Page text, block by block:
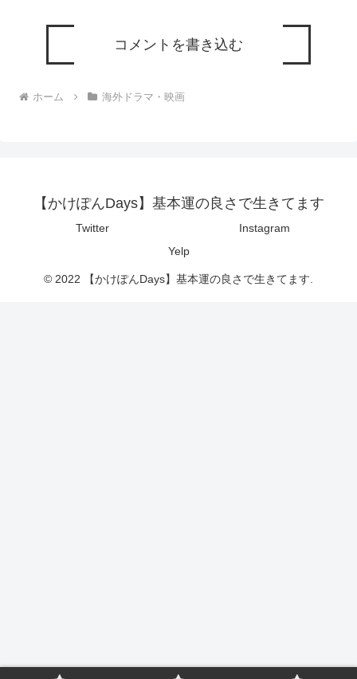
コメントを書き込む
ホーム 海外ドラマ・映画
【かけぽんDays】基本運の良さで生きてます
Twitter
Instagram
Yelp
© 2022 【かけぽんDays】基本運の良さで生きてます.